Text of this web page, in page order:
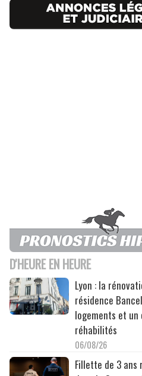
D'HEURE EN HEURE
Lyon : la
résidence
logements et un
réhabilités
06/08/26
Fillette de 3